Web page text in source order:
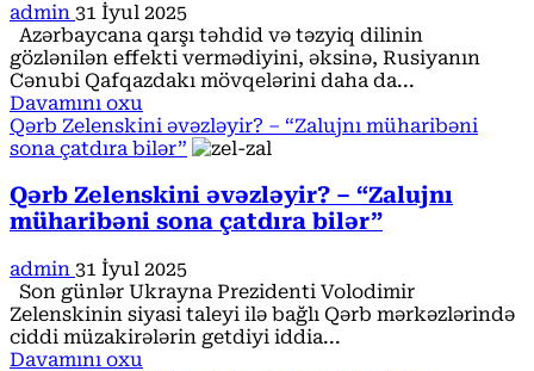
admin 31 İyul 2025
Azərbaycana qarşı təhdid və təzyiq dilinin
gözlənilən effekti vermədiyini, əksinə, Rusiyanın
Cənubi Qafqazdakı mövqelərini daha da...
Davamını oxu
more
about
Azərbaycana
təsir
rıçaqları
məhduddur”
–
“Moskva-
Bakı
qarşıdurması
Qərb Zelenskini əvəzləyir? – “Zalujnı müharibəni
sona çatdıra bilər”
Qərb Zelenskini əvəzləyir? – “Zalujnı
müharibəni sona çatdıra bilər”
admin 31 İyul 2025
Son günlər Ukrayna Prezidenti Volodimir
Zelenskinin siyasi taleyi ilə bağlı Qərb mərkəzlərində
ciddi müzakirələrin getdiyi iddia...
Davamını oxu